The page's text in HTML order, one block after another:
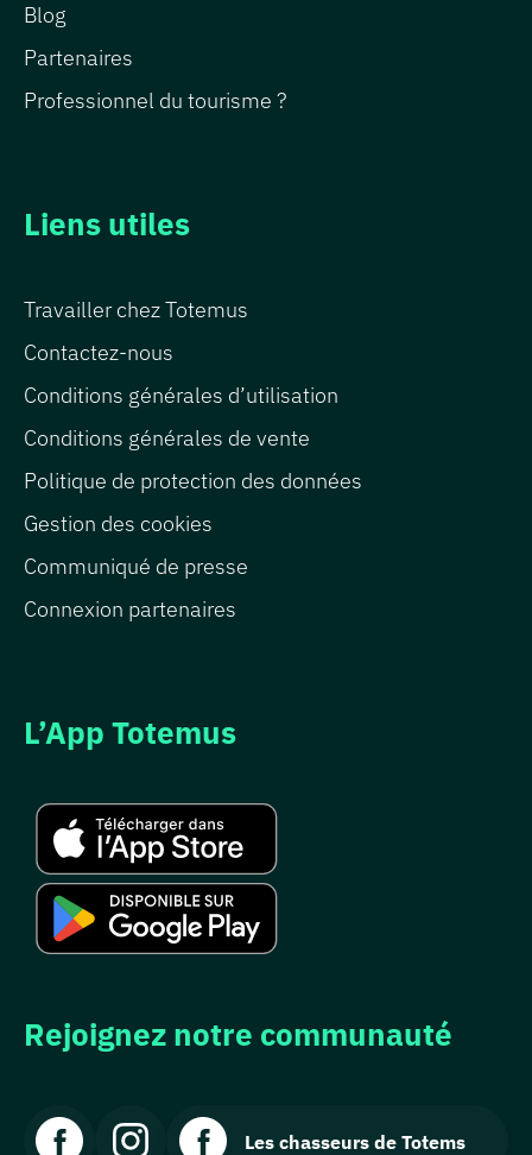
Blog
Partenaires
Professionnel du tourisme ?
Liens utiles
Travailler chez Totemus
Contactez-nous
Conditions générales d’utilisation
Conditions générales de vente
Politique de protection des données
Gestion des cookies
Communiqué de presse
Connexion partenaires
L’App Totemus
Rejoignez notre communauté
Les chasseurs de Totems